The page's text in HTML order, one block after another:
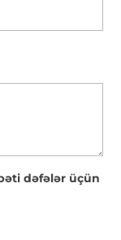
dəfələr üçün